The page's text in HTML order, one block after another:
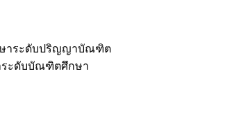
ษาระดับปริญญาบัณฑิต
ระดับบัณฑิตศึกษา